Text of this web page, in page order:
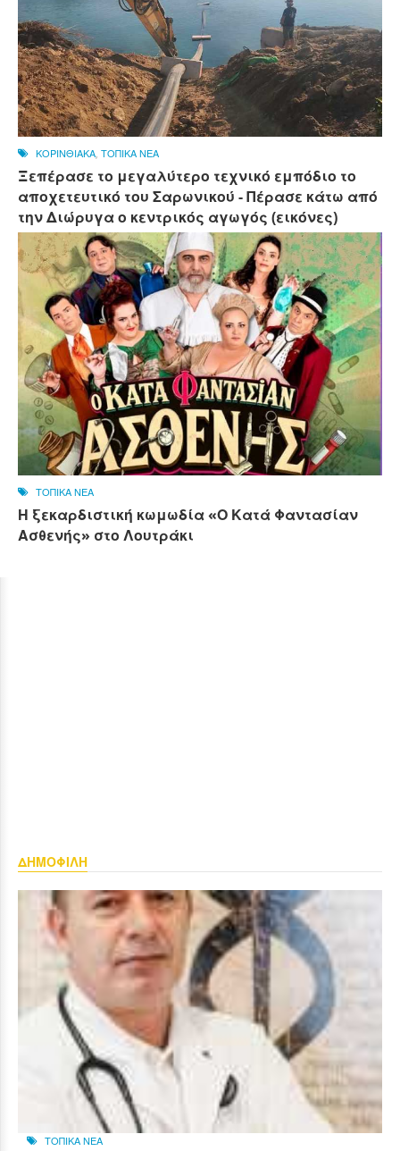
ΚΟΡΙΝΘΙΑΚΑ, ΤΟΠΙΚΑ ΝΕΑ
Ξεπέρασε το μεγαλύτερο τεχνικό εμπόδιο το
αποχετευτικό του Σαρωνικού - Πέρασε κάτω από
την Διώρυγα ο κεντρικός αγωγός (εικόνες)
ΤΟΠΙΚΑ ΝΕΑ
Η ξεκαρδιστική κωμωδία «Ο Κατά Φαντασίαν
Ασθενής» στο Λουτράκι
ΔΗΜΟΦΙΛΗ
ΤΟΠΙΚΑ ΝΕΑ